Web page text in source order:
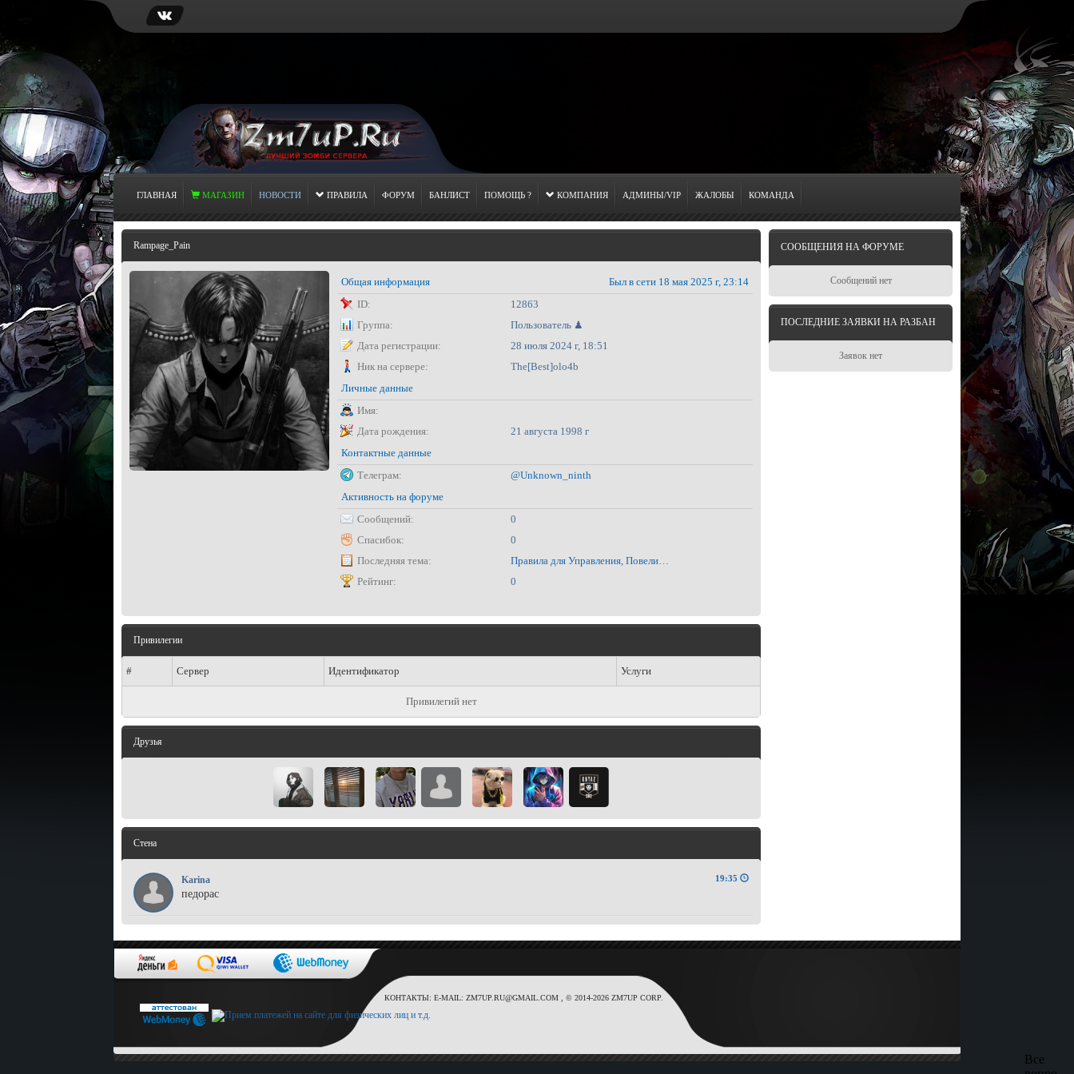
ГЛАВНАЯ МАГАЗИН НОВОСТИ ПРАВИЛА ФОРУМ БАНЛИСТ ПОМОЩЬ ? КОМПАНИЯ АДМИНЫ/VIP ЖАЛОБЫ КОМАНДА
Rampage_Pain
Общая информация
Был в сети 18 мая 2025 г, 23:14
ID:
12863
Группа:
Пользователь ♟
Дата регистрации:
28 июля 2024 г, 18:51
Ник на сервере:
The[Best]olo4b
Личные данные
Имя:
Дата рождения:
21 августа 1998 г
Контактные данные
Телеграм:
@Unknown_ninth
Активность на форуме
Сообщений:
0
Спасибок:
0
Последняя тема:
Правила для Управления, Повелителей, Богов.
Рейтинг:
0
Привилегии
# Сервер Идентификатор Услуги
Привилегий нет
Друзья
Стена
Karina 19:35
педорас
СООБЩЕНИЯ НА ФОРУМЕ
Сообщений нет
ПОСЛЕДНИЕ ЗАЯВКИ НА РАЗБАН
Заявок нет
КОНТАКТЫ: E-MAIL: ZM7UP.RU@GMAIL.COM , © 2014-2026 ZM7UP CORP.